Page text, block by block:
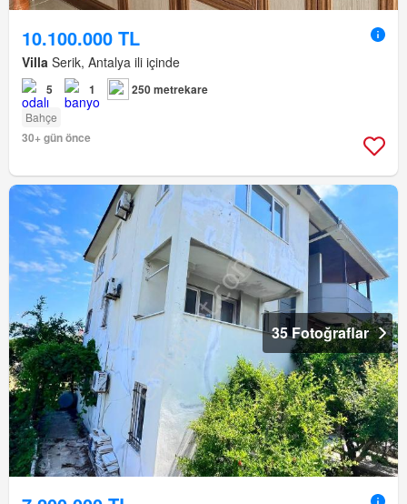
10.100.000 TL
Villa Serik, Antalya ili içinde
5 1 250 metrekare
Bahçe
30+ gün önce
35 Fotoğraflar